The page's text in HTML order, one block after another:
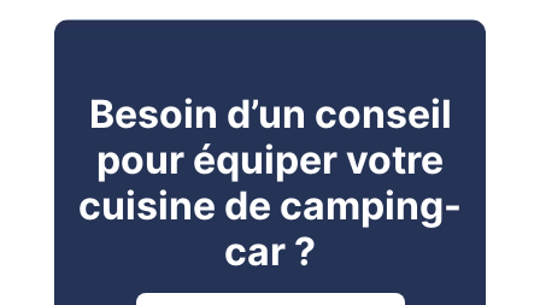
Besoin d’un conseil
pour équiper votre
cuisine de camping-
car ?